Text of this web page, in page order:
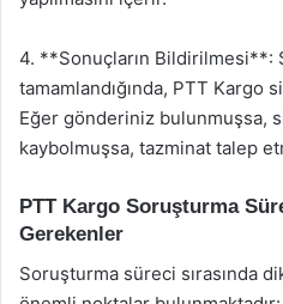
4. **Sonuçların Bildirilmesi**:
tamamlandığında, PTT Kargo
Eğer gönderiniz bulunmuşsa,
kaybolmuşsa, tazminat talep
PTT Kargo Soruşturma
Gerekenler
Soruşturma süreci sırasında